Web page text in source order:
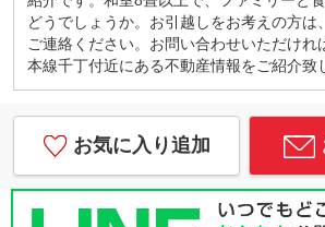
どうでしょうか。お引越しをお考えの方は
ご連絡ください。お問い合わせいただけれ
本線千丁付近にある不動産情報をご紹介致
お気に入り追加